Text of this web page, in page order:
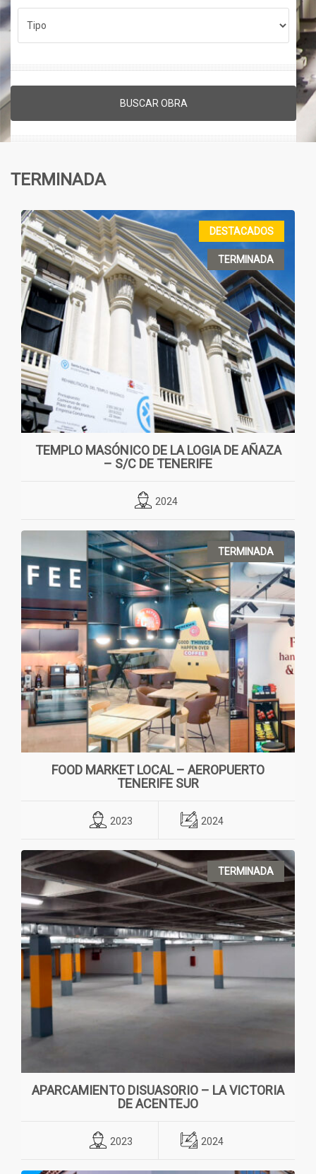
BUSCAR OBRA
TERMINADA
DESTACADOS
TERMINADA
TEMPLO MASÓNICO DE LA LOGIA DE AÑAZA
– S/C DE TENERIFE
2024
TERMINADA
FOOD MARKET LOCAL – AEROPUERTO
TENERIFE SUR
2023 2024
TERMINADA
APARCAMIENTO DISUASORIO – LA VICTORIA
DE ACENTEJO
2023 2024